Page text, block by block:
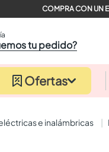
tu pedido?
Ofertas
e inalámbricas